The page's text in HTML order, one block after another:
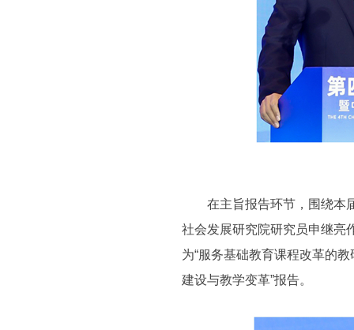
在主旨报告环节，围绕本届
社会发展研究院研究员申继亮
为“服务基础教育课程改革的
建设与教学变革”报告。